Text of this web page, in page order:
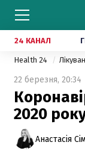
24 КАНАЛ
Health 24
22 березня, 20:34
2020
Анастасія